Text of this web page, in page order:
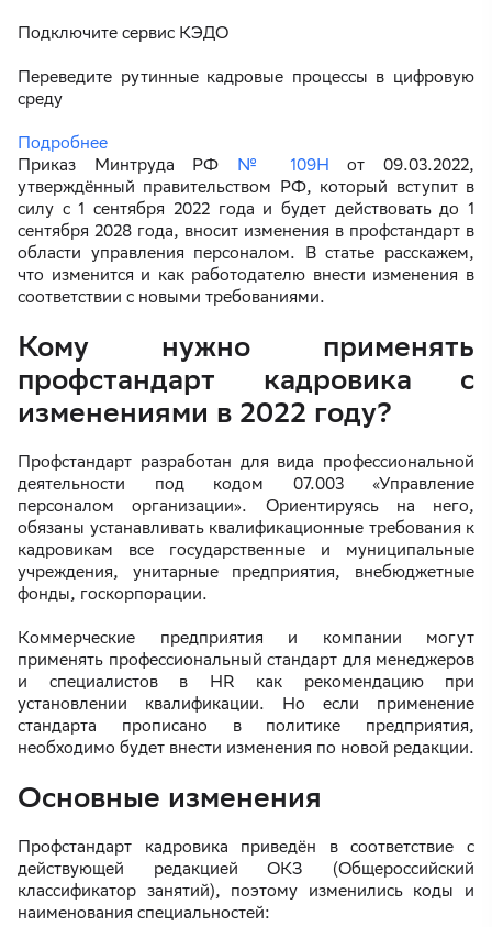
Подключите сервис КЭДО
Переведите рутинные кадровые процессы в цифровую
среду
Подробнее
Приказ Минтруда РФ № 109Н от 09.03.2022,
утверждённый правительством РФ, который вступит в
силу с 1 сентября 2022 года и будет действовать до 1
сентября 2028 года, вносит изменения в профстандарт в
области управления персоналом. В статье расскажем,
что изменится и как работодателю внести изменения в
соответствии с новыми требованиями.
Кому нужно применять
профстандарт кадровика с
изменениями в 2022 году?
Профстандарт разработан для вида профессиональной
деятельности под кодом 07.003 «Управление
персоналом организации». Ориентируясь на него,
обязаны устанавливать квалификационные требования к
кадровикам все государственные и муниципальные
учреждения, унитарные предприятия, внебюджетные
фонды, госкорпорации.
Коммерческие предприятия и компании могут
применять профессиональный стандарт для менеджеров
и специалистов в HR как рекомендацию при
установлении квалификации. Но если применение
стандарта прописано в политике предприятия,
необходимо будет внести изменения по новой редакции.
Основные изменения
Профстандарт кадровика приведён в соответствие с
действующей редакцией ОКЗ (Общероссийский
классификатор занятий), поэтому изменились коды и
наименования специальностей: